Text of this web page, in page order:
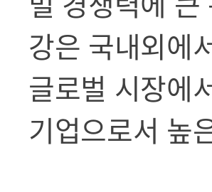
강은 국내외에
글로벌 시장에
기업으로서 높